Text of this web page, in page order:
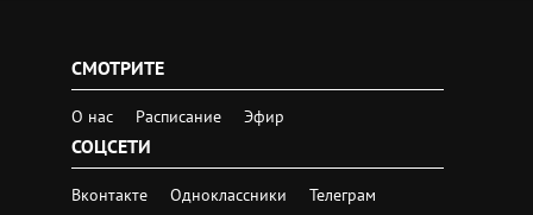
СМОТРИТЕ
О нас Расписание Эфир
СОЦСЕТИ
Вконтакте Одноклассники Телеграм